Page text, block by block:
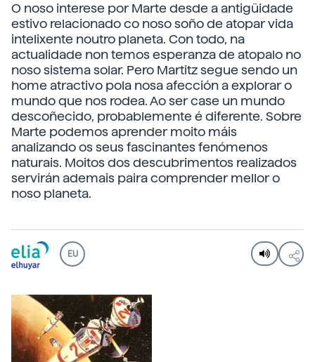
O noso interese por Marte desde a antigüidade
estivo relacionado co noso soño de atopar vida
intelixente noutro planeta. Con todo, na
actualidade non temos esperanza de atopalo no
noso sistema solar. Pero Martitz segue sendo un
home atractivo pola nosa afección a explorar o
mundo que nos rodea. Ao ser case un mundo
descoñecido, probablemente é diferente. Sobre
Marte podemos aprender moito máis
analizando os seus fascinantes fenómenos
naturais. Moitos dos descubrimentos realizados
servirán ademais paira comprender mellor o
noso planeta.
EU